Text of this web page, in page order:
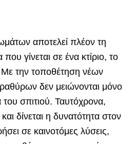
αποτελεί πλέον τη
γίνεται σε ένα κτίριο, το
Με την τοποθέτηση νέων
δεν μειώνονται μόνο
σπιτιού. Ταυτόχρονα,
δίνεται η δυνατότητα στον
σε καινοτόμες λύσεις,